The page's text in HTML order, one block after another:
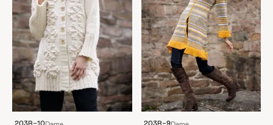
203R-10 203R-9